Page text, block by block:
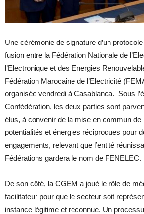
Une cérémonie de signature d’un
fusion entre la Fédération Nationale de
l’Electronique et des Energies
Fédération Marocaine de l’Electricité
organisée vendredi à Casablanca. Sous
Confédération, les deux parties sont
élus, à convenir de la mise en commun de
potentialités et énergies réciproques pour
engagements, relevant que l’entité
Fédérations gardera le nom de FENELEC.
De son côté, la CGEM a joué le rôle de
facilitateur pour que le secteur soit
instance légitime et reconnue. Un